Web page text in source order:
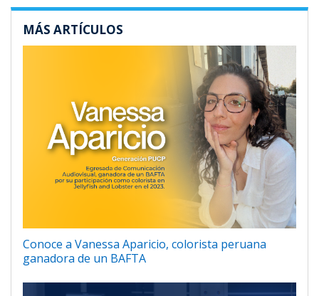
MÁS ARTÍCULOS
Conoce a Vanessa Aparicio, colorista peruana
ganadora de un BAFTA